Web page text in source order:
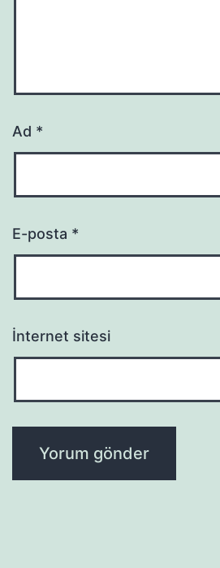
Ad *
E-posta *
İnternet sitesi